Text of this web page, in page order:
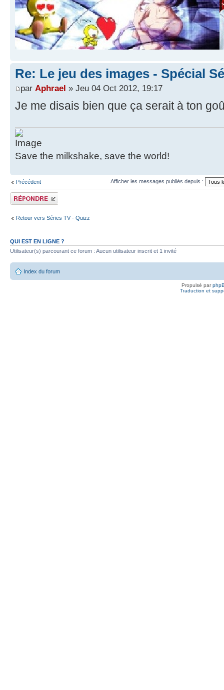
Re: Le jeu des images - Spécial
par Aphrael » Jeu 04 Oct 2012, 19:17
Je me disais bien que ça serait à ton
Save the milkshake, save the world!
Précédent Afficher les messages publiés depuis :
Publier une
réponse
Retour vers Séries TV - Quizz
QUI EST EN LIGNE ?
Utilisateur(s) parcourant ce forum : Aucun utilisateur inscrit et 1 invité
Index du forum
Propulsé par
Traduction et